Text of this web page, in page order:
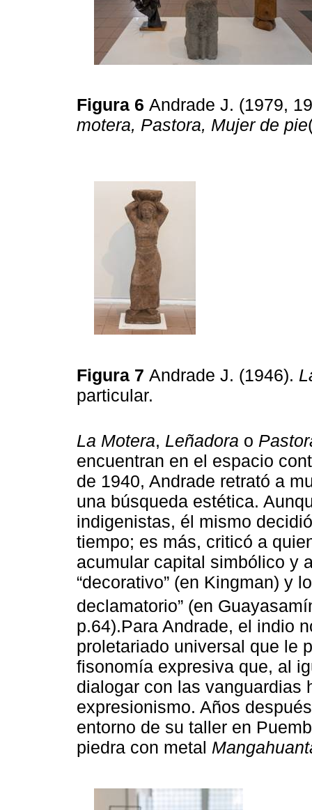
Figura 6 Andrade J. (1979,
motera, Pastora, Mujer de pie
Figura 7 Andrade J. (1946).
particular.
La Motera, Leñadora o
encuentran en el espacio
de 1940, Andrade retrató a
una búsqueda estética.
indigenistas, él mismo
tiempo; es más, criticó a
acumular capital simbólico y
“decorativo” (en Kingman) y
declamatorio” (en
p.64).Para Andrade, el indio
proletariado universal que le
fisonomía expresiva que, al
dialogar con las vanguardias
expresionismo. Años
entorno de su taller en
piedra con metal